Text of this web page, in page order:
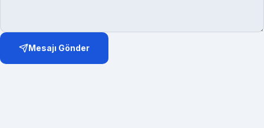
Mesajı Gönder